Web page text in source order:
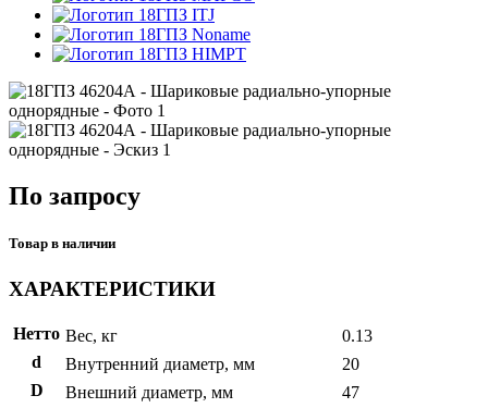
ITJ
Noname
HIMPT
По запросу
Товар в наличии
ХАРАКТЕРИСТИКИ
Нетто Вес, кг
0.13
d
Внутренний диаметр, мм
20
D
Внешний диаметр, мм
47